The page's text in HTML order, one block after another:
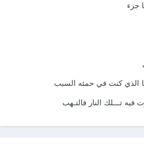
جزء
الذي كنت في حمئه السبب
تـــلك النار فالتـهب